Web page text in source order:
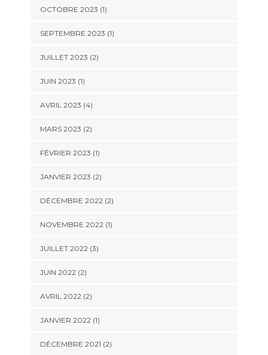
OCTOBRE 2023 (1)
SEPTEMBRE 2023 (1)
JUILLET 2023 (2)
JUIN 2023 (1)
AVRIL 2023 (4)
MARS 2023 (2)
FÉVRIER 2023 (1)
JANVIER 2023 (2)
DÉCEMBRE 2022(2)
NOVEMBRE 2022(1)
JUILLET 2022(3)
JUIN 2022(2)
AVRIL 2022(2)
JANVIER 2022(1)
DÉCEMBRE 2021 (2)